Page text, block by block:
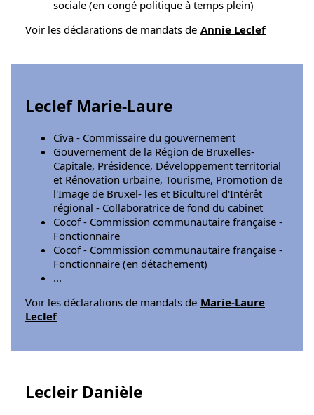
sociale (en congé politique à temps plein)
Voir les déclarations de mandats de Annie Leclef
Leclef Marie-Laure
Civa - Commissaire du gouvernement
Gouvernement de la Région de Bruxelles-
Capitale, Présidence, Développement territorial
et Rénovation urbaine, Tourisme, Promotion de
l'Image de Bruxel- les et Biculturel d'Intérêt
régional - Collaboratrice de fond du cabinet
Cocof - Commission communautaire française -
Fonctionnaire
Cocof - Commission communautaire française -
Fonctionnaire (en détachement)
...
Voir les déclarations de mandats de Marie-Laure
Leclef
Lecleir Danièle